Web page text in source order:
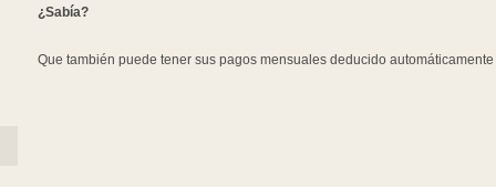
¿Sabía?
Que también puede tener sus pagos mensuales deducido